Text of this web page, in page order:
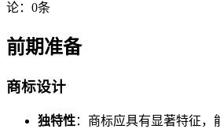
论：0条
前期准备
商标设计
独特性：商标应具有显著特征，